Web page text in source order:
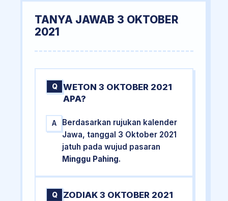
TANYA JAWAB 3 OKTOBER
2021
Q
WETON 3 OKTOBER 2021
APA?
A
Berdasarkan rujukan kalender
Jawa, tanggal 3 Oktober 2021
jatuh pada wujud pasaran
Minggu Pahing.
Q
ZODIAK 3 OKTOBER 2021